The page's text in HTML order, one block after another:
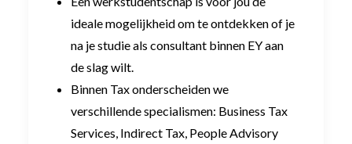
ideale mogelijkheid om te ontdekken of je
na je studie als consultant binnen EY aan
de slag wilt.
Binnen Tax onderscheiden we
verschillende specialismen: Business Tax
Services, Indirect Tax, People Advisory